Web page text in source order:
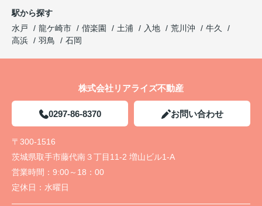
駅から探す
水戸
龍ケ崎市 偕楽園 土浦 入地 荒川沖
牛久
高浜
羽鳥 石岡
株式会社リアライズ不動産
0297-86-8370 お問い合わせ
〒300-1516
茨城県取手市藤代南３丁目11-2 増山ビル1-A
営業時間： 9:00～18：00
定休日： 水曜日